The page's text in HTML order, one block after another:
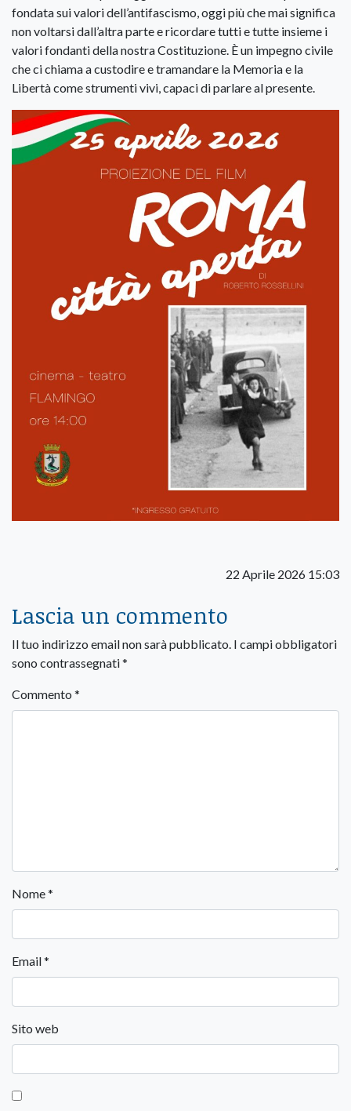
fondata sui valori dell’antifascismo, oggi più che mai significa
non voltarsi dall’altra parte e ricordare tutti e tutte insieme i
valori fondanti della nostra Costituzione. È un impegno civile
che ci chiama a custodire e tramandare la Memoria e la
Libertà come strumenti vivi, capaci di parlare al presente.
22 Aprile 2026 15:03
Lascia un commento
Il tuo indirizzo email non sarà pubblicato. I campi obbligatori
sono contrassegnati*
Commento *
Nome*
Email*
Sito web